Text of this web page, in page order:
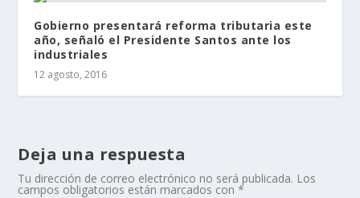
Gobierno presentará reforma tributaria este
año, señaló el Presidente Santos ante los
industriales
12 agosto, 2016
Deja una respuesta
Tu dirección de correo electrónico no será publicada. Los
campos obligatorios están marcados con*